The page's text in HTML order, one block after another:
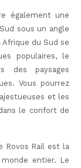
également une
sous un angle
du Sud se
populaires, le
des paysages
Vous pourrez
et les
le confort de
Rovos Rail est la
entier. Le